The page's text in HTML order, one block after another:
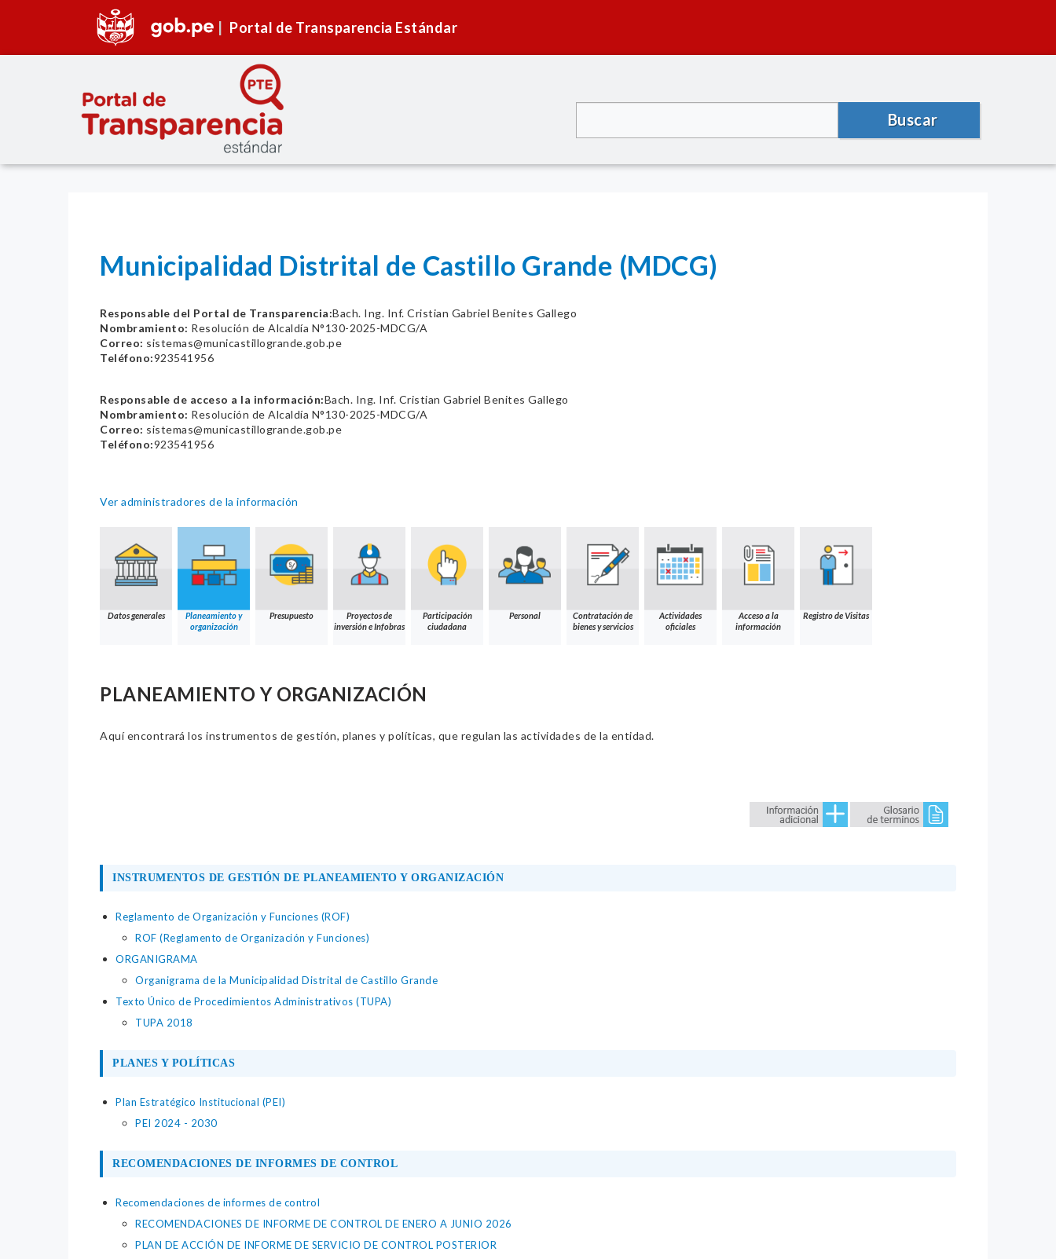
Portal de Transparencia Estándar
Buscar
Municipalidad Distrital de Castillo Grande (MDCG)
Responsable del Portal de Transparencia:Bach. Ing. Inf. Cristian Gabriel Benites Gallego
Nombramiento: Resolución de Alcaldía N°130-2025-MDCG/A
Correo: sistemas@municastillogrande.gob.pe
Teléfono:923541956
Responsable de acceso a la información:Bach. Ing. Inf. Cristian Gabriel Benites Gallego
Nombramiento: Resolución de Alcaldía N°130-2025-MDCG/A
Correo: sistemas@municastillogrande.gob.pe
Teléfono:923541956
Ver administradores de la información
Datos generales
Planeamiento y
organización
Presupuesto
Proyectos de
inversión e Infobras
Participación
ciudadana
Personal
Contratación de
bienes y servicios
Actividades
oficiales
Acceso a la
información
Registro de Visitas
PLANEAMIENTO Y ORGANIZACIÓN
Aquí encontrará los instrumentos de gestión, planes y políticas, que regulan las actividades de la entidad.
INSTRUMENTOS DE GESTIÓN DE PLANEAMIENTO Y ORGANIZACIÓN
Reglamento de Organización y Funciones (ROF)
ROF (Reglamento de Organización y Funciones)
ORGANIGRAMA
Organigrama de la Municipalidad Distrital de Castillo Grande
Texto Único de Procedimientos Administrativos (TUPA)
TUPA 2018
PLANES Y POLÍTICAS
Plan Estratégico Institucional (PEI)
PEI 2024 - 2030
RECOMENDACIONES DE INFORMES DE CONTROL
Recomendaciones de informes de control
RECOMENDACIONES DE INFORME DE CONTROL DE ENERO A JUNIO 2026
PLAN DE ACCIÓN DE INFORME DE SERVICIO DE CONTROL POSTERIOR